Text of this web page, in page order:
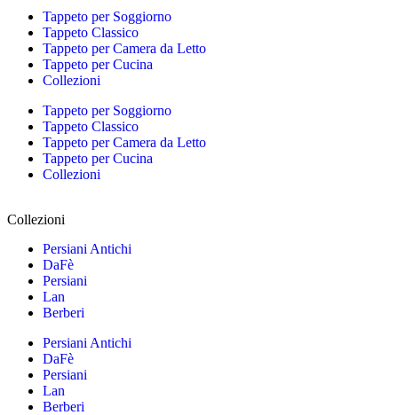
Tappeto per Soggiorno
Tappeto Classico
Tappeto per Camera da Letto
Tappeto per Cucina
Collezioni
Tappeto per Soggiorno
Tappeto Classico
Tappeto per Camera da Letto
Tappeto per Cucina
Collezioni
Collezioni
Persiani Antichi
DaFè
Persiani
Lan
Berberi
Persiani Antichi
DaFè
Persiani
Lan
Berberi